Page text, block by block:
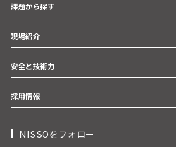
課題から探す
現場紹介
安全と技術力
採用情報
NISSOをフォロー